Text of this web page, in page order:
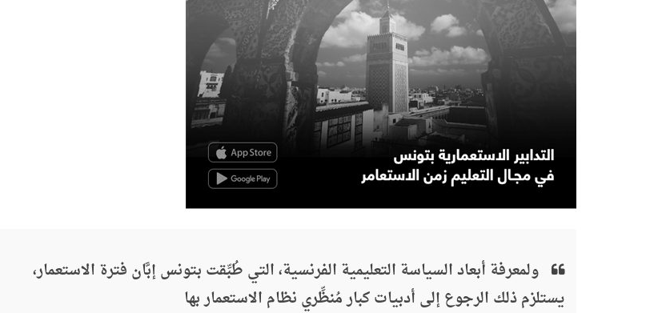
ولمعرفة أبعاد السياسة التعليمية الفرنسية، التي طُبِّقت بتونس إبَّان فترة الاستعمار،
يستلزم ذلك الرجوع إلى أدبيات كبار مُنظِّري نظام الاستعمار بها